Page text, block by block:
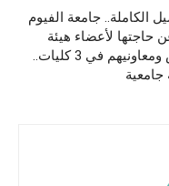
الكاملة.. جامعة الفيوم
حاجتها لأعضاء هيئة
تدريس ومعاونيهم في 3 كليات..